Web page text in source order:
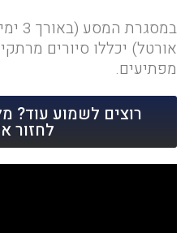
אורטל) יכללו סיורים
מפתיעים.
רוצים לשמוע עוד?
לחזור